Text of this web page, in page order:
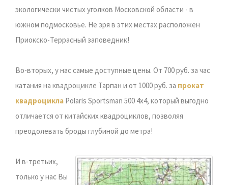
экологически чистых уголков Московской области - в
южном подмосковье. Не зря в этих местах расположен
Приокско-Террасный заповедник!
Во-вторых, у нас самые доступные цены. От 700 руб. за час
катания на квадроцикле Тарпан и от 1000 руб. за прокат
квадроцикла Polaris Sportsman 500 4x4, который выгодно
отличается от китайских квадроциклов, позволяя
преодолевать броды глубиной до метра!
И в-третьих,
только у нас Вы